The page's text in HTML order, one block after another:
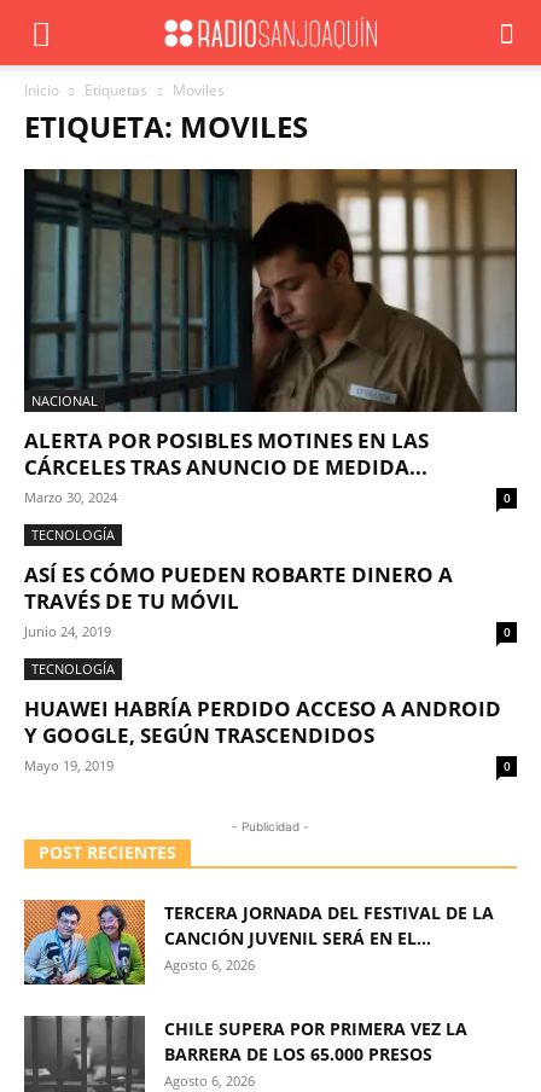
Inicio Etiquetas Moviles
ETIQUETA: MOVILES
NACIONAL
ALERTA POR POSIBLES MOTINES EN LAS
CÁRCELES TRAS ANUNCIO DE MEDIDA...
Marzo 30, 2024 0
TECNOLOGÍA
ASÍ ES CÓMO PUEDEN ROBARTE DINERO A
TRAVÉS DE TU MÓVIL
Junio 24, 2019 0
TECNOLOGÍA
HUAWEI HABRÍA PERDIDO ACCESO A ANDROID
Y GOOGLE, SEGÚN TRASCENDIDOS
Mayo 19, 2019 0
- Publicidad -
POST RECIENTES
TERCERA JORNADA DEL FESTIVAL DE LA
CANCIÓN JUVENIL SERÁ EN EL...
Agosto 6, 2026
CHILE SUPERA POR PRIMERA VEZ LA
BARRERA DE LOS 65.000 PRESOS
Agosto 6, 2026